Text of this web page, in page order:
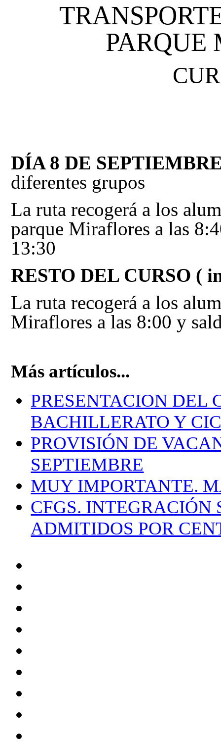
PARQUE
DÍA 8 DE
diferentes grupos
La ruta recogerá a los
parque Miraflores a las
13:30
RESTO DEL CURSO (
La ruta recogerá a los
Miraflores a las 8:00 y
Más artículos...
PRESENTACION DEL
BACHILLERATO Y
PROVISIÓN DE
SEPTIEMBRE
MUY IMPORTANTE.
CFGS. INTEGRACIÓN
ADMITIDOS POR